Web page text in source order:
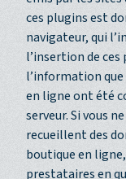
ces plugins est
navigateur, qui
l’insertion de
l’information
en ligne ont été
serveur. Si vous
recueillent des
boutique en
prestataires en